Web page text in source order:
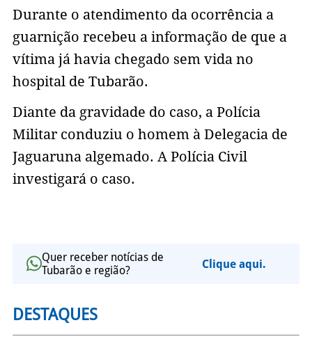
Durante o atendimento da ocorrência a
guarnição recebeu a informação de que a
vítima já havia chegado sem vida no
hospital de Tubarão.
Diante da gravidade do caso, a Polícia
Militar conduziu o homem à Delegacia de
Jaguaruna algemado. A Polícia Civil
investigará o caso.
Quer receber notícias de
Tubarão e região?
Clique aqui.
DESTAQUES